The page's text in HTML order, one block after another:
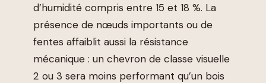
d’humidité compris entre 15 et 18 %. La
présence de nœuds importants ou de
fentes affaiblit aussi la résistance
mécanique : un chevron de classe visuelle
2 ou 3 sera moins performant qu’un bois